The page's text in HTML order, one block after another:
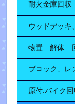
耐火金庫回収
ウッドデッキ
物置 解体
ブロック、レ
原付.バイク